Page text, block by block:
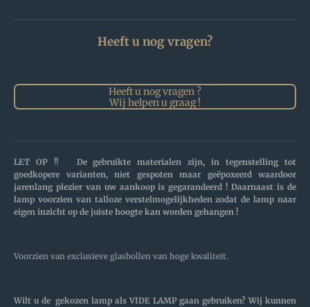
Heeft u nog vragen?
Heeft u nog vragen ?
Wij helpen u graag !
LET OP !! De gebruikte materialen zijn, in tegenstelling tot
goedkopere varianten, niet gespoten maar geëpoxeerd waardoor
jarenlang plezier van uw aankoop is gegarandeerd ! Daarnaast is de
lamp voorzien van talloze verstelmogelijkheden zodat de lamp naar
eigen inzicht op de juiste hoogte kan worden gehangen !
Voorzien van exclusieve glasbollen van hoge kwaliteit.
Wilt u de gekozen lamp als VIDE LAMP gaan gebruiken? Wij kunnen